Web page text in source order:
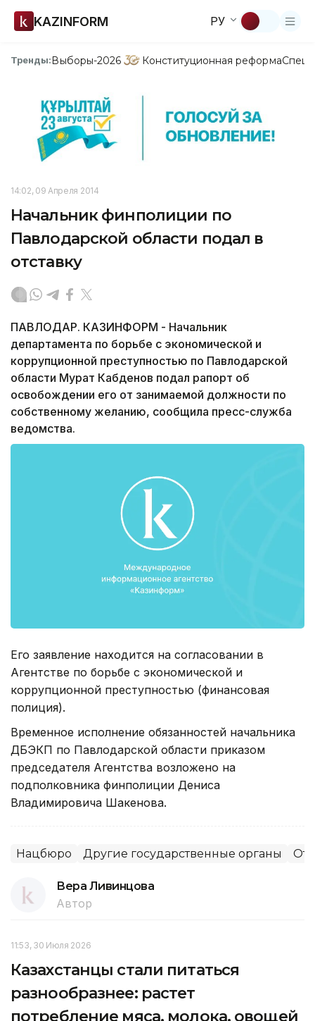
KAZINFORM РУ
Тренды:Выборы-2026 Конституционная реформа
14:02, 09 Апреля 2014
Начальник финполиции по
Павлодарской области подал в
отставку
ПАВЛОДАР. КАЗИНФОРМ - Начальник
департамента по борьбе с экономической и
коррупционной преступностью по Павлодарской
области Мурат Кабденов подал рапорт об
освобождении его от занимаемой должности по
собственному желанию, сообщила пресс-служба
ведомства.
Его заявление находится на согласовании в
Агентстве по борьбе с экономической и
коррупционной преступностью (финансовая
полиция).
Временное исполнение обязанностей начальника
ДБЭКП по Павлодарской области приказом
председателя Агентства возложено на
подполковника финполиции Дениса
Владимировича Шакенова.
Нацбюро Другие государственные органы
Вера Ливинцова
Автор
11:53, 30 Июля 2026
Казахстанцы стали питаться
разнообразнее: растет
потребление мяса, молока, овощей